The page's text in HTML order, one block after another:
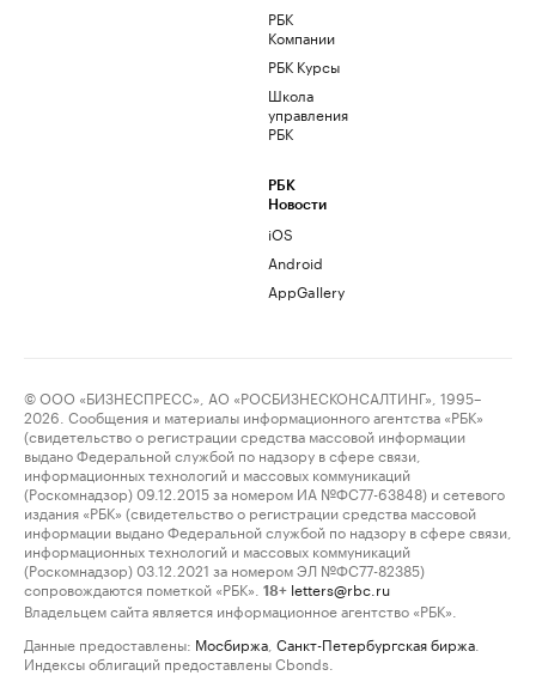
РБК
Компании
РБК Курсы
Школа
управления
РБК
РБК
Новости
iOS
Android
AppGallery
© ООО «БИЗНЕСПРЕСС», АО «РОСБИЗНЕСКОНСАЛТИНГ», 1995–
2026. Сообщения и материалы информационного агентства «РБК»
(свидетельство о регистрации средства массовой информации
выдано Федеральной службой по надзору в сфере связи,
информационных технологий и массовых коммуникаций
(Роскомнадзор) 09.12.2015 за номером ИА №ФС77-63848) и сетевого
издания «РБК» (свидетельство о регистрации средства массовой
информации выдано Федеральной службой по надзору в сфере связи,
информационных технологий и массовых коммуникаций
(Роскомнадзор) 03.12.2021 за номером ЭЛ №ФС77-82385)
сопровождаются пометкой «РБК».
18+ letters@rbc.ru
Владельцем сайта является информационное агентство «РБК».
Данные предоставлены: Мосбиржа Санкт-Петербургская биржа
Индексы облигаций предоставлены Cbonds.